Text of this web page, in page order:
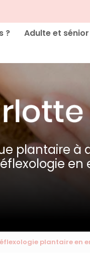
? Adulte et sénior
plantaire à
en
plantaire en